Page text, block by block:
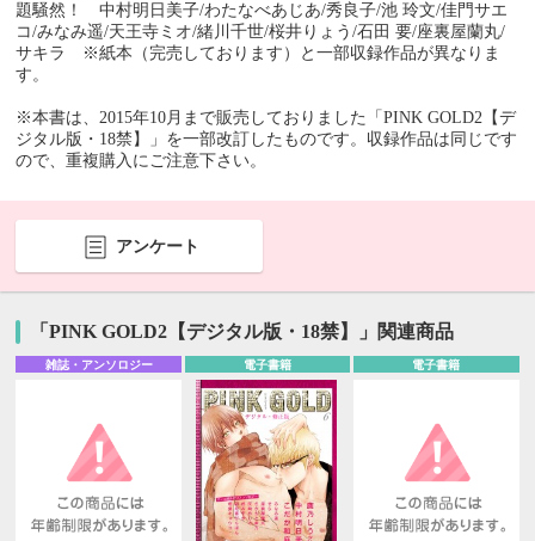
題騒然！ 中村明日美子/わたなべあじあ/秀良子/池 玲文/佳門サエ
コ/みなみ遥/天王寺ミオ/緒川千世/桜井りょう/石田 要/座裏屋蘭丸/
サキラ ※紙本（完売しております）と一部収録作品が異なりま
す。
※本書は、2015年10月まで販売しておりました「PINK GOLD2【デ
ジタル版・18禁】」を一部改訂したものです。収録作品は同じです
ので、重複購入にご注意下さい。
アンケート
「PINK GOLD2【デジタル版・18禁】」関連商品
雑誌・アンソロジー 電子書籍 電子書籍